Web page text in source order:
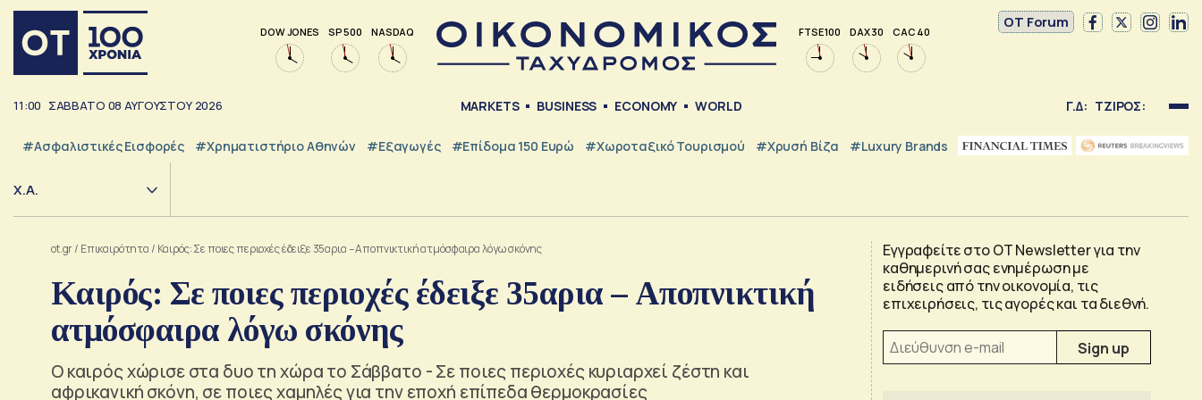
DOW JONES SP 500 NASDAQ FTSE 100 DAX 30 CAC 40
OT Forum
11:00 ΣΑΒΒΑΤΟ 08 ΑΥΓΟΥΣΤΟΥ 2026 MARKETS BUSINESS ECONOMY WORLD Γ.Δ: ΤΖΙΡΟΣ:
#Ασφαλιστικές Εισφορές #Χρηματιστήριο Αθηνών #εξαγωγές #Επίδομα 150 Ευρώ #Χωροταξικό Τουρισμού #Χρυσή Βίζα #luxury Brands
Χ.Α.
ot.gr/ Επικαιρότητα / Καιρός: Σε ποιες περιοχές έδειξε 35αρια – Αποπνικτική ατμόσφαιρα λόγω σκόνης
Καιρός: Σε ποιες περιοχές έδειξε 35αρια – Αποπνικτική
ατμόσφαιρα λόγω σκόνης
Ο καιρός χώρισε στα δυο τη χώρα το Σάββατο - Σε ποιες περιοχές κυριαρχεί ζέστη και
αφρικανική σκόνη, σε ποιες χαμηλές για την εποχή επίπεδα θερμοκρασίες
Εγγραφείτε στο OT Newsletter για την
καθημερινή σας ενημέρωση με
ειδήσεις από την οικονομία, τις
επιχειρήσεις, τις αγορές και τα διεθνή.